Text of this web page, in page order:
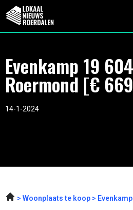
Evenkamp 19
Roermond [€
14-1-2024
Woonplaats te koop